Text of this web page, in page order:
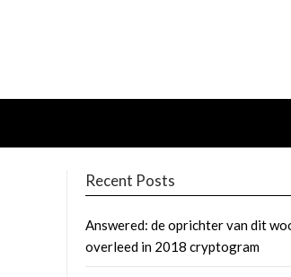
Recent Posts
Answered: de oprichter van dit
overleed in 2018 cryptogram